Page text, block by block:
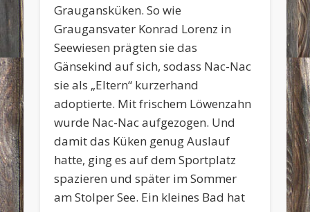
Graugansküken. So wie
Graugansvater Konrad Lorenz in
Seewiesen prägten sie das
Gänsekind auf sich, sodass Nac-Nac
sie als „Eltern“ kurzerhand
adoptierte. Mit frischem Löwenzahn
wurde Nac-Nac aufgezogen. Und
damit das Küken genug Auslauf
hatte, ging es auf dem Sportplatz
spazieren und später im Sommer
am Stolper See. Ein kleines Bad hat